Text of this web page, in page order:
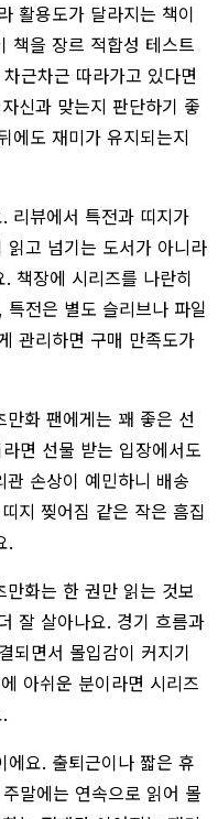
활용도가 달라지는 책이
책을 장르 적합성 테스트
근차근 따라가고 있다면
신과 맞는지 판단하기 좋
에도 재미가 유지되는지
리뷰에서 특전과 띠지가
고 넘기는 도서가 아니라
. 책장에 시리즈를 나란히
전은 별도 슬리브나 파일
관리하면 구매 만족도가
화 팬에게는 꽤 좋은 선
면 선물 받는 입장에서도
손상이 예민하니 배송
지 찢어짐 같은 작은 흠집
.
화는 한 권만 읽는 것보
잘 살아나요. 경기 흐름과
되면서 몰입감이 커지기
아쉬운 분이라면 시리즈
에요. 출퇴근이나 짧은 휴
말에는 연속으로 읽어 몰